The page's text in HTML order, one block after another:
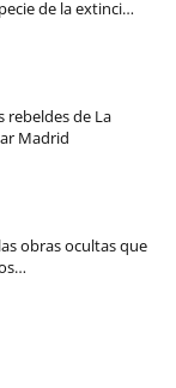
de la extinci…
rebeldes de La
Madrid
obras ocultas que